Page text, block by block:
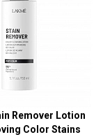
Remover Lotion
Color Stains